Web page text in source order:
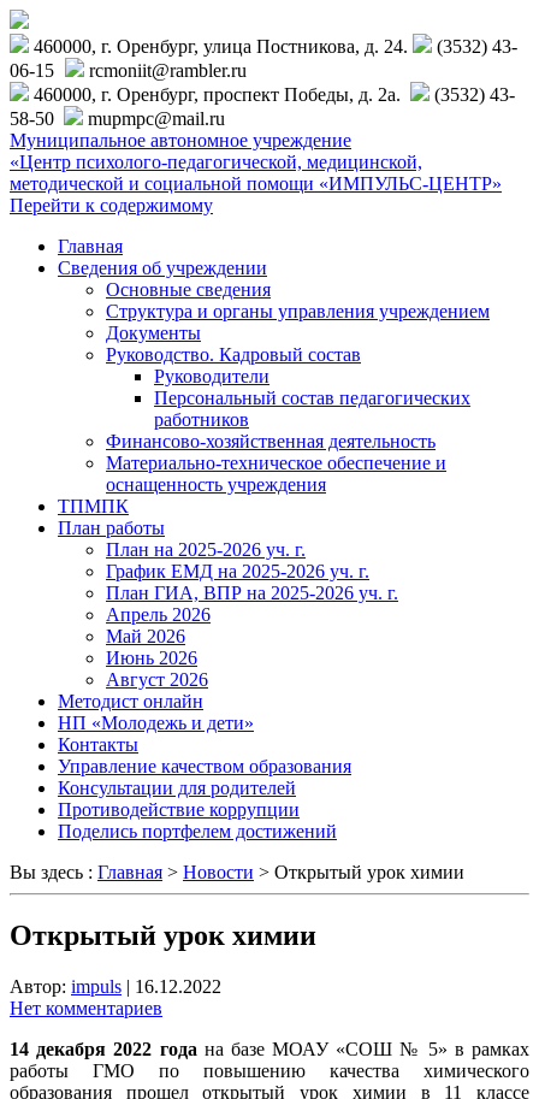
460000, г. Оренбург, улица Постникова, д. 24.
(3532) 43-
06-15
rcmoniit@rambler.ru
460000, г. Оренбург, проспект Победы, д. 2а.
(3532) 43-
58-50
mupmpc@mail.ru
Муниципальное автономное учреждение
«Центр психолого-педагогической, медицинской,
методической и социальной помощи «ИМПУЛЬС-ЦЕНТР»
Перейти к содержимому
Главная
Сведения об учреждении
Основные сведения
Структура и органы управления учреждением
Документы
Руководство. Кадровый состав
Руководители
Персональный состав педагогических
работников
Финансово-хозяйственная деятельность
Материально-техническое обеспечение и
оснащенность учреждения
ТПМПК
План работы
План на 2025-2026 уч. г.
График ЕМД на 2025-2026 уч. г.
План ГИА, ВПР на 2025-2026 уч. г.
Апрель 2026
Май 2026
Июнь 2026
Август 2026
Методист онлайн
НП «Молодежь и дети»
Контакты
Управление качеством образования
Консультации для родителей
Противодействие коррупции
Поделись портфелем достижений
Вы здесь : Главная > Новости > Открытый урок химии
Открытый урок химии
Автор: impuls | 16.12.2022
Нет комментариев
14 декабря 2022 года на базе МОАУ «СОШ № 5» в рамках
работы ГМО по повышению качества химического
образования прошел открытый урок химии в 11 классе